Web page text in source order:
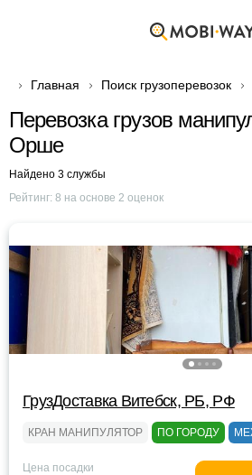
Главная Поиск грузоперевозок
Перевозка грузов
Орше
Найдено 3 службы
Рейтинг: 8 на основе 2 оценок
ГрузДоставка Витебск, РБ, РФ
КРАН МАНИПУЛЯТОР ПО ГОРОДУ
Цена посадки